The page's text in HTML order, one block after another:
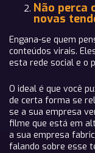
Não perca
novas
Engana-se quem
conteúdos virais.
esta rede social e o
O ideal é que você
de certa forma se
se a sua empresa
filme que está em
a sua empresa
falando sobre esse